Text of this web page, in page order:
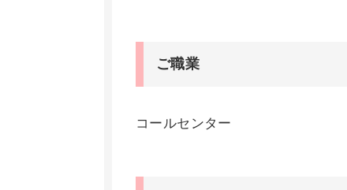
ご職業
コールセンター